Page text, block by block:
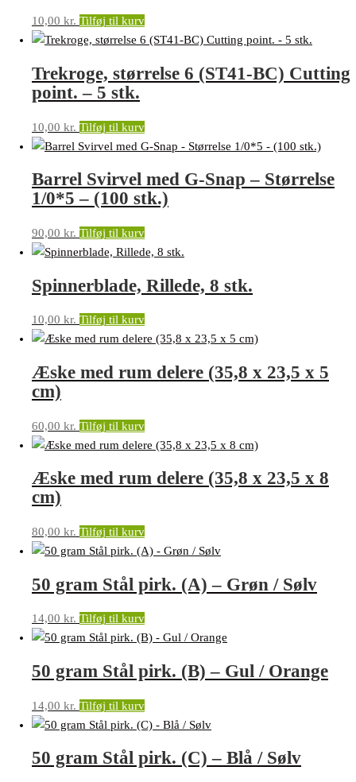
10,00 kr. Tilføj til kurv
Trekroge, størrelse 6 (ST41-BC) Cutting
point. – 5 stk.
10,00 kr. Tilføj til kurv
Barrel Svirvel med G-Snap – Størrelse
1/0*5 – (100 stk.)
90,00 kr. Tilføj til kurv
Spinnerblade, Rillede, 8 stk.
10,00 kr. Tilføj til kurv
Æske med rum delere (35,8 x 23,5 x 5
cm)
60,00 kr. Tilføj til kurv
Æske med rum delere (35,8 x 23,5 x 8
cm)
80,00 kr. Tilføj til kurv
50 gram Stål pirk. (A) – Grøn / Sølv
14,00 kr. Tilføj til kurv
50 gram Stål pirk. (B) – Gul / Orange
14,00 kr. Tilføj til kurv
50 gram Stål pirk. (C) – Blå / Sølv